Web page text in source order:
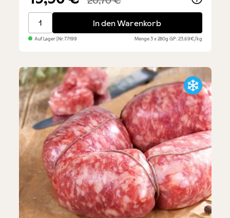
Salsiccia - frische Bratwurst - Sparset 3x4 Stück
In den Warenkorb
Auf Lager| Nr.77199 Menge3 x 280gGP: 23,69€/kg